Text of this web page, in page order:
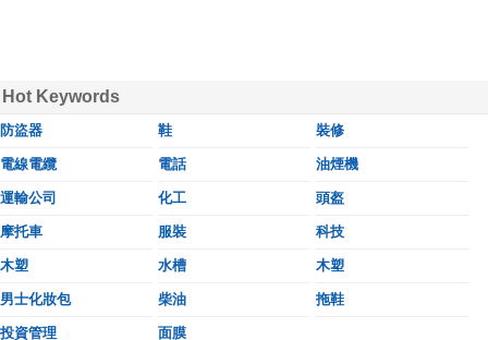
Hot Keywords
防盜器 鞋 裝修
電線電纜 電話 油煙機
運輸公司 化工 頭盔
摩托車 服裝 科技
木塑 水槽 木塑
男士化妝包 柴油 拖鞋
投資管理 面膜